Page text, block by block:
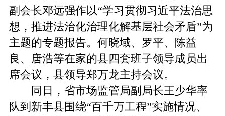
副会长邓远强作以“学习贯彻习近平法治思
想，推进法治化治理化解基层社会矛盾”为
主题的专题报告。何晓域、罗平、陈益
良、唐浩等在家的县四套班子领导成员出
席会议，县领导郑万龙主持会议。
同日，省市场监管局副局长王少华率
队到新丰县围绕“百千万工程”实施情况、